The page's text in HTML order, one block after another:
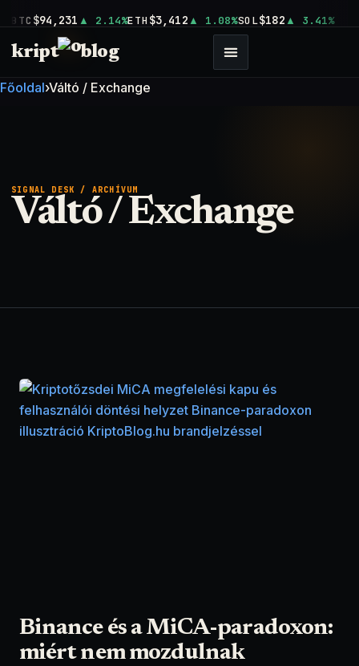
BTC $94,231 2.14%ETH $3,412 1.08%SOL$182 3.41%
kript blog
Főoldal›Váltó / Exchange
SIGNAL DESK / ARCHÍVUM
Váltó / Exchange
Binance és a MiCA-paradoxon:
miért nem mozdulnak